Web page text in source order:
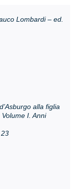
Lombardi – ed.
alla figlia
I. Anni